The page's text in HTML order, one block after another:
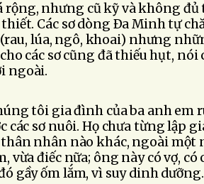
rộng, nhưng cũ kỹ và không đủ
Các sơ dòng Ða Minh tự
lúa, ngô, khoai) nhưng
các sơ cũng đã thiếu hụt, nói
ngoài.
tôi gia đình của ba anh em
các sơ nuôi. Họ chưa từng lập
nhân nào khác, ngoài một
vừa điếc nữa; ông này có vợ, có
gầy ốm lắm, vì suy dinh dưỡng.